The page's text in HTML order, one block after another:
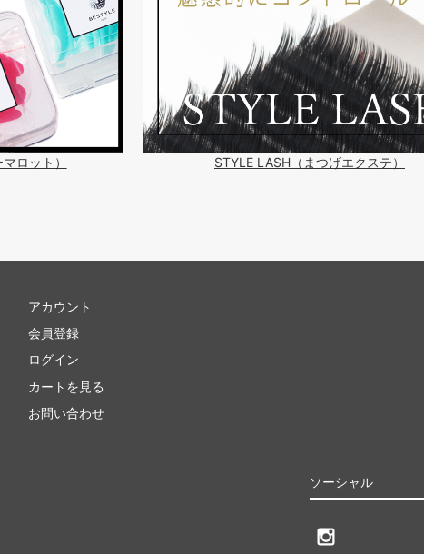
ロット） STYLE LASH（まつげエクステ）
アカウント
会員登録
ログイン
カートを見る
お問い合わせ
ソーシャル